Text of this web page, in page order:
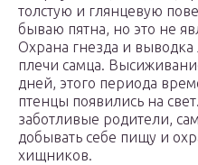
толстую и глянцевую
бываю пятна, но это не
Охрана гнезда и выводка
плечи самца.
дней, этого периода
птенцы появились на
заботливые родители,
добывать себе пищу и
хищников.